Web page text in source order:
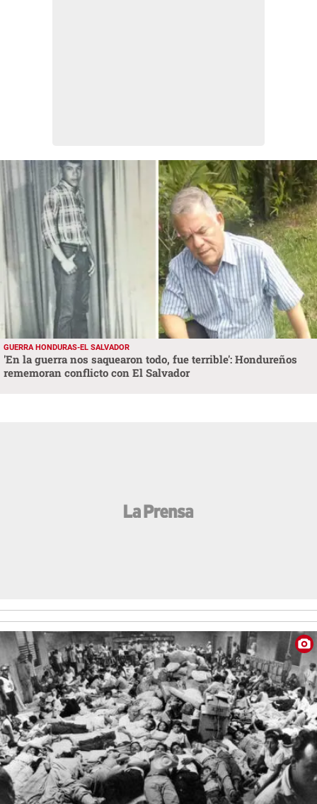
GUERRA HONDURAS-EL SALVADOR
'En la guerra nos saquearon todo, fue terrible': Hondureños
rememoran conflicto con El Salvador